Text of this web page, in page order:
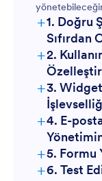
+1. Doğru
Sıfırdan
+2.
+3.
+4. E-
+5. Formu
+6. Test